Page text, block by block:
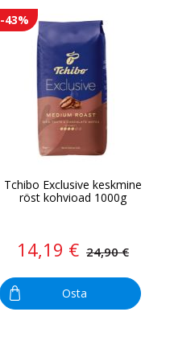
-43%
Tchibo Exclusive keskmine
röst kohvioad 1000g
14,19 € 24,90 €
Osta